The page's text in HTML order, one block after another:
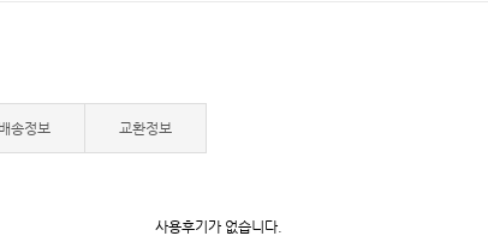
배송정보 교환정보
사용후기가 없습니다.